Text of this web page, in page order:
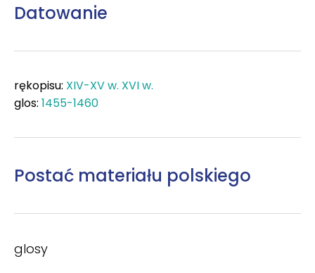
Datowanie
rękopisu: XIV-XV w. XVI w.
glos: 1455-1460
Postać materiału polskiego
glosy